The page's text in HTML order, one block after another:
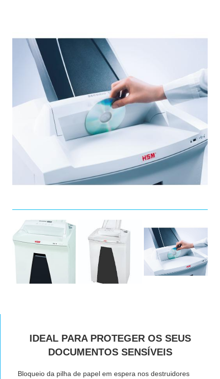
IDEAL PARA PROTEGER OS SEUS
DOCUMENTOS SENSÍVEIS
Bloqueio da pilha de papel em espera nos destruidores